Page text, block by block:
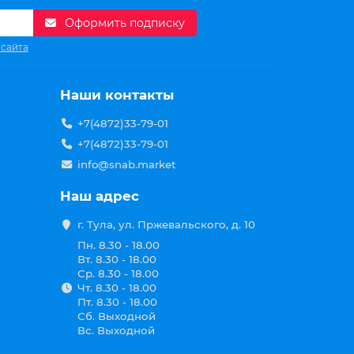
панелями, которые располагаются
обработке больших деталей. Для повышения
материала. Стружка, оставленная после
двусторонный рейсмус:
на поверхности стола, что
точности.
Оформить подписку
Наши контакты
+7(4872)33-79-01
+7(4872)33-79-01
info@snab.market
Наш адрес
г. Тула, ул. Пржевальского, д. 10
Пн. 8.30 - 18.00
Вт. 8.30 - 18.00
Ср. 8.30 - 18.00
Чт. 8.30 - 18.00
Пт. 8.30 - 18.00
Сб. Выходной
Вс. Выходной